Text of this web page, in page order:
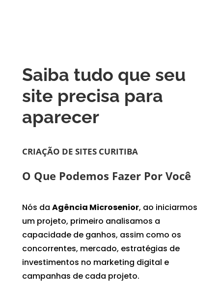
Saiba tudo que seu
site precisa para
aparecer
CRIAÇÃO DE SITES CURITIBA
O Que Podemos Fazer Por Você
Nós da Agência Microsenior, ao iniciarmos
um projeto, primeiro analisamos a
capacidade de ganhos, assim como os
concorrentes, mercado, estratégias de
investimentos no marketing digital e
campanhas de cada projeto.